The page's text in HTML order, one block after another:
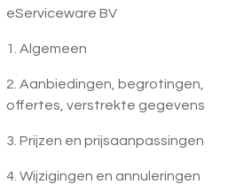
eServiceware BV
1. Algemeen
2. Aanbiedingen, begrotingen,
offertes, verstrekte gegevens
3. Prijzen en prijsaanpassingen
4. Wijzigingen en annuleringen